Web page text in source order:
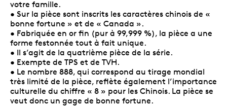
votre famille.
• Sur la pièce sont inscrits les caractères chinois de «
bonne fortune » et de « Canada ».
• Fabriquée en or fin (pur à 99,999 %), la pièce a une
forme festonnée tout à fait unique.
• Il s’agit de la quatrième pièce de la série.
• Exempte de TPS et de TVH.
• Le nombre 888, qui correspond au tirage mondial
très limité de la pièce, reflète également l’importance
culturelle du chiffre « 8 » pour les Chinois. La pièce se
veut donc un gage de bonne fortune.